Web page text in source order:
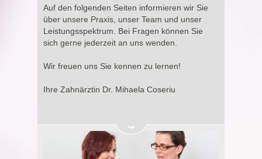
Entscheidung rund um Ihre Gesundheit.
Auf den folgenden Seiten informieren wir Sie
über unsere Praxis, unser Team und unser
Leistungsspektrum. Bei Fragen können Sie
sich gerne jederzeit an uns wenden.
Wir freuen uns Sie kennen zu lernen!
Ihre Zahnärztin Dr. Mihaela Coseriu